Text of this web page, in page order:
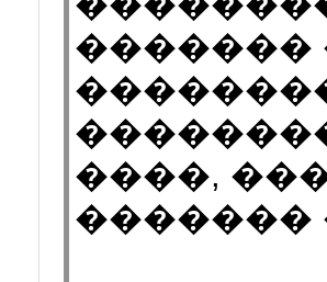
�������
����,
�������